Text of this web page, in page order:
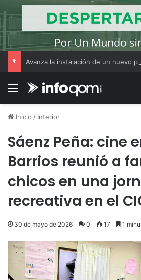
Menú
Inicio / Interior
Sáenz Peña: cine
Barrios reunió a
chicos en una
recreativa en el
30 de mayo de 2026 0 17 1